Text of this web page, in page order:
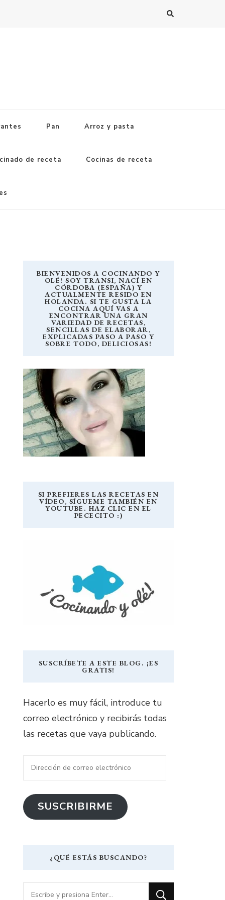
Pan Arroz y pasta
de receta Cocinas de receta
BIENVENIDOS A COCINANDO Y
OLÉ! SOY TRANSI, NACÍ EN
CÓRDOBA (ESPAÑA) Y
ACTUALMENTE RESIDO EN
HOLANDA. SI TE GUSTA LA
COCINA AQUÍ VAS A
ENCONTRAR UNA GRAN
VARIEDAD DE RECETAS,
SENCILLAS DE ELABORAR,
EXPLICADAS PASO A PASO Y
SOBRE TODO, DELICIOSAS!
SI PREFIERES LAS RECETAS EN
VÍDEO, SÍGUEME TAMBIÉN EN
YOUTUBE. HAZ CLIC EN EL
PECECITO :)
SUSCRÍBETE A ESTE BLOG. ¡ES
GRATIS!
Hacerlo es muy fácil, introduce tu
correo electrónico y recibirás todas
las recetas que vaya publicando.
Dirección
de
correo
electrónico
SUSCRIBIRME
¿QUÉ ESTÁS BUSCANDO?
¿Buscas